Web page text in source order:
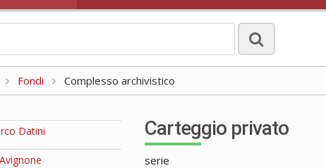
Fondi Complesso archivistico
Datini Carteggio privato
serie